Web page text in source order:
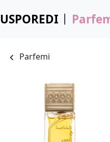
USPOREDI
Parfemi